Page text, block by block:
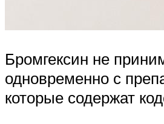
Бромгексин не
одновременно с
которые содержат